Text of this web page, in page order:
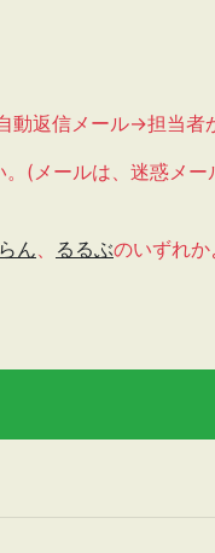
動返信メール→担当者
(メールは、迷惑メ
ん、 るるぶのいずれか